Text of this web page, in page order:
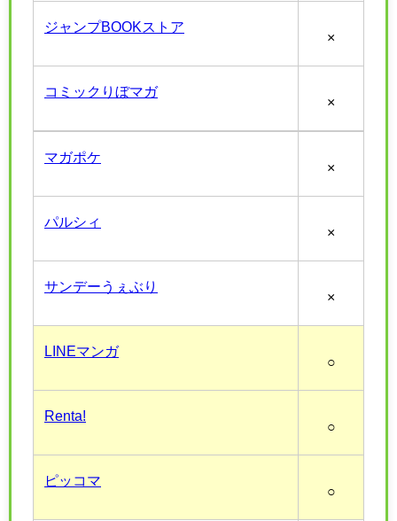
ジャンプBOOKストア
×
コミックりぼマガ
×
マガポケ
×
パルシィ
×
サンデーうぇぶり
×
LINEマンガ
○
Renta!
○
ピッコマ
○